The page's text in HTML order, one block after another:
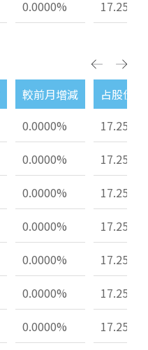
0.0000% 17.25%
較前月增減
占股份
0.0000%
17.25%
0.0000%
17.25%
0.0000%
17.25%
0.0000%
17.25%
0.0000%
17.25%
0.0000%
17.25%
0.0000%
17.25%